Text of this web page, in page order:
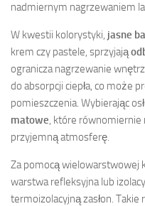
nadmiernym nagrzewaniem
W kwestii kolorystyki, jasne
krem czy pastele, sprzyjają
ogranicza nagrzewanie
do absorpcji ciepła, co może
pomieszczenia. Wybierając
matowe , które
przyjemną atmosferę.
Za pomocą wielowarstwowej
warstwa refleksyjna lub
termoizolacyjną zasłon.